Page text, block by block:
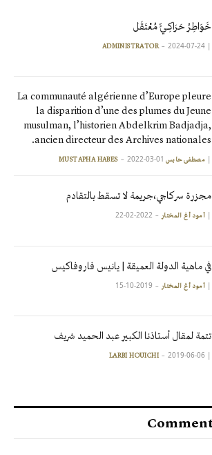
خَوَاطِرُ حَرَاكِـيٍّ مُعْتَقَل
|
ADMINISTRATOR 2024-07-24
La communauté algérienne d’Europe pleure
la disparition d’une des plumes du Jeune
musulman, l’historien Abdelkrim Badjadja,
ancien directeur des Archives nationales.
| مصطفى حابس MUSTAPHA HABES 2022-03-01
مجزرة سركاجي،جريمة لا تسقط بالتقادم
| آمود أغ المختار 2022-02-22
في ماهية الدولة العميقة | يانيس فاروفاكيس
| آمود أغ المختار 2019-10-15
تتمة لمقال أستاذنا الكبير عبد الحميد شريف
|
LARBI HOUICHI 2019-06-06